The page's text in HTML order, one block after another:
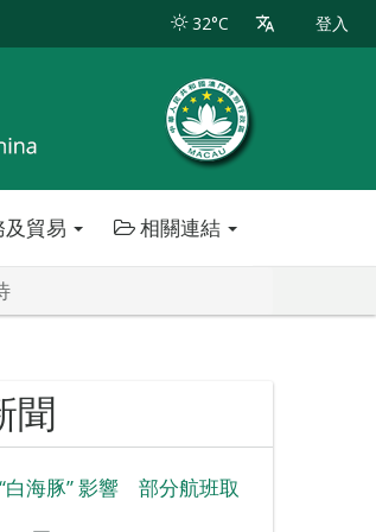
32°C 登入
貿易 相關連結
聞
白海豚” 影響 部分航班取